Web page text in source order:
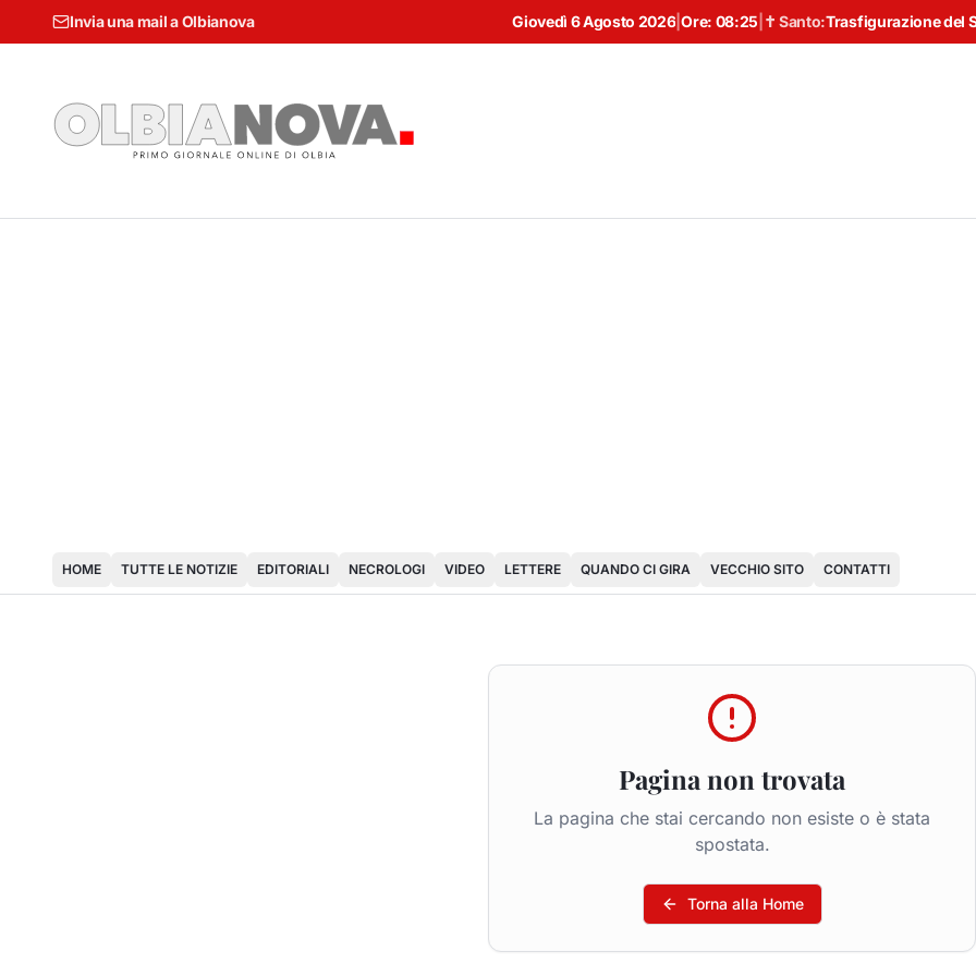
Invia una mail a Olbianova Giovedì 6 Agosto 2026 |Ore: 08:25 ✝ Santo:Trasfigurazione del
HOME TUTTE LE NOTIZIE EDITORIALI NECROLOGI VIDEO LETTERE QUANDO CI GIRA VECCHIO SITO CONTATTI
Pagina non trovata
La pagina che stai cercando non esiste o è stata
spostata.
Torna alla Home